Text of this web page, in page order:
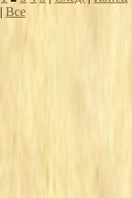
| Все